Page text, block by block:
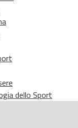
dello Sport